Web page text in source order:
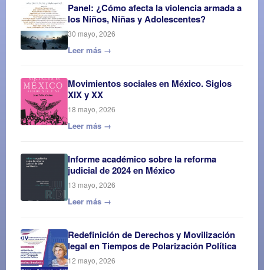
Panel: ¿Cómo afecta la violencia armada a
los Niños, Niñas y Adolescentes?
30 mayo, 2026
Leer más →
Movimientos sociales en México. Siglos
XIX y XX
18 mayo, 2026
Leer más →
Informe académico sobre la reforma
judicial de 2024 en México
13 mayo, 2026
Leer más →
Redefinición de Derechos y Movilización
legal en Tiempos de Polarización Política
12 mayo, 2026